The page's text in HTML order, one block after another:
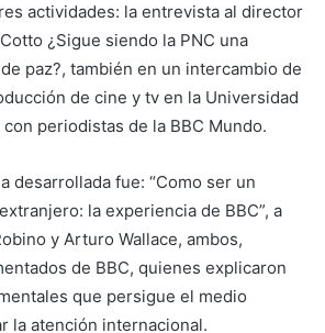
actividades: la entrevista al director
¿Sigue siendo la PNC una
paz?, también en un intercambio de
de cine y tv en la Universidad
periodistas de la BBC Mundo.
desarrollada fue: “Como ser un
la experiencia de BBC”, a
y Arturo Wallace, ambos,
de BBC, quienes explicaron
que persigue el medio
la atención internacional.